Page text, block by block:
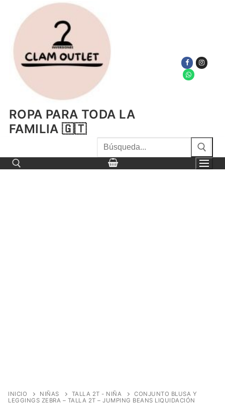
contenido
ROPA PARA TODA LA
FAMILIA 🇬🇹
Buscar
por:
INICIO NIÑAS TALLA 2T - NIÑA
CONJUNTO BLUSA Y
LEGGINGS ZEBRA – TALLA 2T – JUMPING BEANS LIQUIDACIÓN